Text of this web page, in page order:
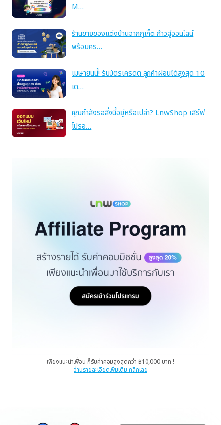
M…
ร้านขายของแต่งบ้านจากภูเก็ต ก้าวสู่ออนไลน์
พร้อมคร…
เมษายนนี้! รับบัตรเครดิต ลูกค้าผ่อนได้สูงสุด 10
เด…
คุณกำลังรอสิ่งนี้อยู่หรือเปล่า? LnwShop เสิร์ฟ
โปรอ…
เพียงแนะนำเพื่อน ก็รับค่าคอมสูงสุดกว่า ฿10,000 บาท !
อ่านรายละเอียดเพิ่มเติม คลิกเลย